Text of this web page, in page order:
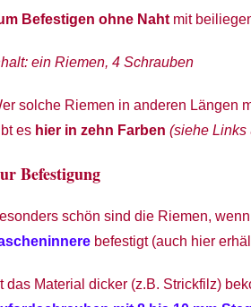
Befestigen ohne Naht mit
ein Riemen, 4 Schrauben
solche Riemen in anderen Längen
es hier in zehn Farben (siehe Links
Befestigung
schön sind die Riemen,
befestigt (auch hier
das Material dicker (z.B. Strickfilz)